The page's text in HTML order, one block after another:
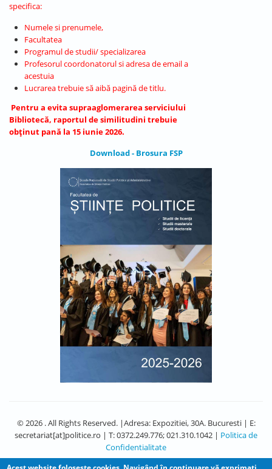
specifica:
Numele si prenumele,
Facultatea
Programul de studii/ specializarea
Profesorul coordonatorul si adresa de email a
acestuia
Lucrarea trebuie să aibă pagină de titlu.
Pentru a evita supraaglomerarea serviciului
Bibliotecă, raportul de similitudini trebuie
obținut pană la 15 iunie 2026.
Download - Brosura FSP
© 2026 . All Rights Reserved. |Adresa: Expozitiei, 30A. Bucuresti | E:
secretariat[at]politice.ro | T: 0372.249.776; 021.310.1042 | Politica de
Confidentialitate